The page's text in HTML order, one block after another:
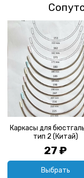
Каркасы для
тип 2 (Китай)
27 ₽
Выбрать